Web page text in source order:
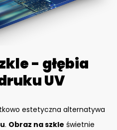
- głębia
UV
estetyczna alternatywa
. Obraz na szkle świetnie